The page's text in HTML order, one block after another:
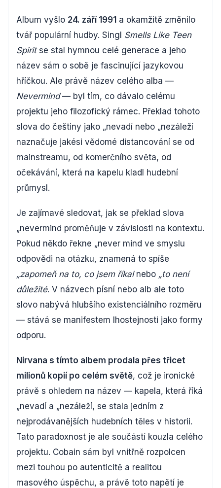
Album vyšlo 24. září 1991 a okamžitě změnilo
tvář populární hudby. Singl Smells Like Teen
Spiritse stal hymnou celé generace a jeho
název sám o sobě je fascinující jazykovou
hříčkou. Ale právě název celého alba —
Nevermind— byl tím, co dávalo celému
projektu jeho filozofický rámec. Překlad tohoto
slova do češtiny jako „nevadí nebo „nezáleží
naznačuje jakési vědomé distancování se od
mainstreamu, od komerčního světa, od
očekávání, která na kapelu kladl hudební
průmysl.
Je zajímavé sledovat, jak se překlad slova
„nevermind proměňuje v závislosti na kontextu.
Pokud někdo řekne „never mind ve smyslu
odpovědi na otázku, znamená to spíše
„zapomeň na to, co jsem říkalnebo „to není
důležité. V názvech písní nebo alb ale toto
slovo nabývá hlubšího existenciálního rozměru
— stává se manifestem lhostejnosti jako formy
odporu.
Nirvana s tímto albem prodala přes třicet
milionů kopií po celém světě, což je ironické
právě s ohledem na název — kapela, která říká
„nevadí a „nezáleží, se stala jedním z
nejprodávanějších hudebních těles v historii.
Tato paradoxnost je ale součástí kouzla celého
projektu. Cobain sám byl vnitřně rozpolcen
mezi touhou po autenticitě a realitou
masového úspěchu, a právě toto napětí je